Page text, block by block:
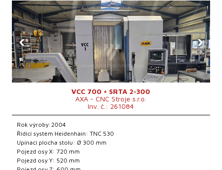
‹ ›
VCC 700 + SRTA 2-300
AXA - CNC Stroje s.r.o.
Inv. č.: 261084
Rok výroby:2004
Řídící systém Heidenhain: TNC 530
Upínací plocha stolu: Ø 300 mm
Pojezd osy X: 720 mm
Pojezd osy Y: 520 mm